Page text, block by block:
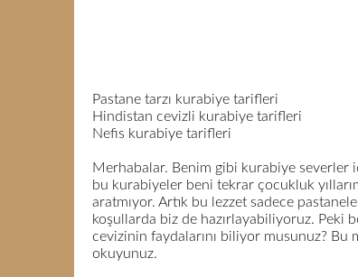
Pastane tarzı kurabiye tarifleri
Hindistan cevizli kurabiye tarifleri
Nefis kurabiye tarifleri
Merhabalar. Benim gibi kurabiye severler
bu kurabiyeler beni tekrar çocukluk
aratmıyor. Artık bu lezzet sadece
koşullarda biz de hazırlayabiliyoruz. Peki
cevizinin faydalarını biliyor musunuz? Bu
okuyunuz.